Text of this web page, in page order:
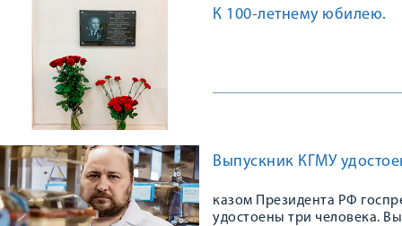
К 100-летнему юбилею.
Выпускник КГМУ
казом Президента РФ
удостоены три человека.